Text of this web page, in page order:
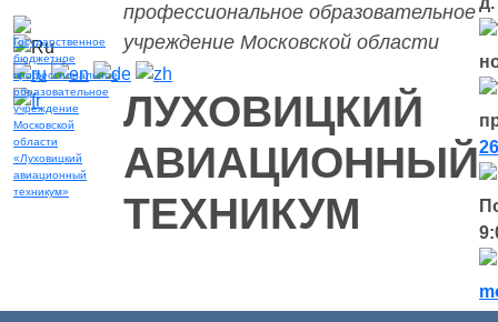
профессиональное образовательное
учреждение Московской области
ЛУХОВИЦКИЙ
АВИАЦИОННЫЙ
ТЕХНИКУМ